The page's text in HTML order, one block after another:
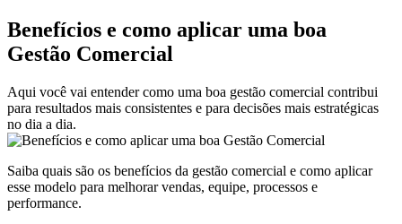
Benefícios e como aplicar uma boa
Gestão Comercial
Aqui você vai entender como uma boa gestão comercial contribui
para resultados mais consistentes e para decisões mais estratégicas
no dia a dia.
Saiba quais são os benefícios da gestão comercial e como aplicar
esse modelo para melhorar vendas, equipe, processos e
performance.